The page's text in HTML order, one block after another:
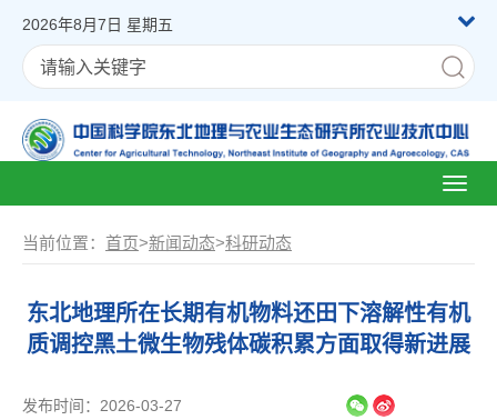
2026年8月7日 星期五
当前位置： 首页>新闻动态>科研动态
东北地理所在长期有机物料还田下溶解性有机
质调控黑土微生物残体碳积累方面取得新进展
发布时间：2026-03-27